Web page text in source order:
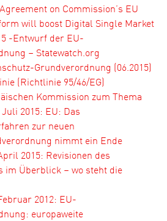
on Commission’s EU
will boost Digital Single Market
-Entwurf der EU-
– Statewatch.org
Grundverordnung (06.2015)
(Richtlinie 95/46/EG)
Kommission zum Thema
2015: EU: Das
zur neuen
nimmt ein Ende
2015: Revisionen des
im Überblick – wo steht die
2012: EU-
europaweite